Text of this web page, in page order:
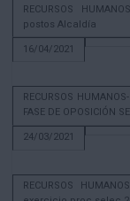
RECURSOS
postos Alcaldía
16/04/2021
RECURSOS
FASE DE OPOSICIÓN
24/03/2021
RECURSOS